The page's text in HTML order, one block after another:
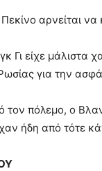
αρνείται
Γι είχε μάλιστα
για την
πόλεμο, ο
ήδη από τότε